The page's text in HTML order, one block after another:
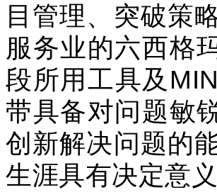
目管理、突破策
服务业的六西格
段所用工具及
带具备对问题敏
创新解决问题的
生涯具有决定意义